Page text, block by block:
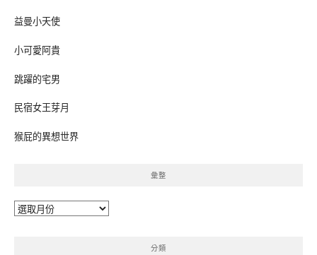
益曼小天使
小可愛阿貴
跳躍的宅男
民宿女王芽月
猴屁的異想世界
彙整
彙
分類